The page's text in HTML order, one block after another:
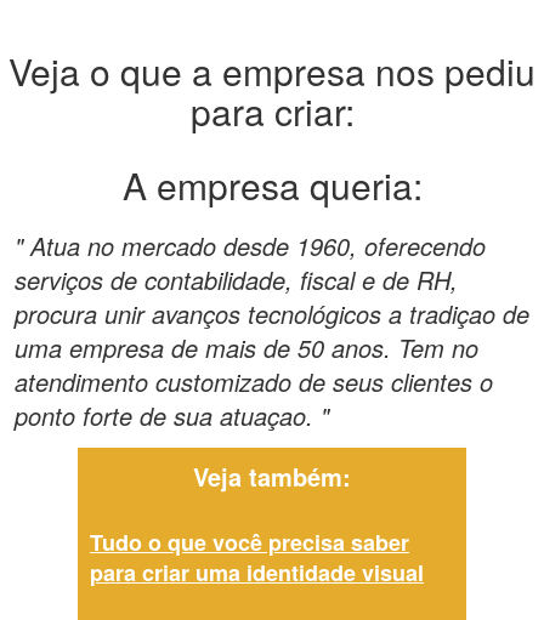
Veja o que a empresa nos pediu
para criar:
A empresa queria:
" Atua no mercado desde 1960, oferecendo
serviços de contabilidade, fiscal e de RH,
procura unir avanços tecnológicos a tradiçao de
uma empresa de mais de 50 anos. Tem no
atendimento customizado de seus clientes o
ponto forte de sua atuaçao. "
Veja também:
Tudo o que você precisa saber
para criar uma identidade visual